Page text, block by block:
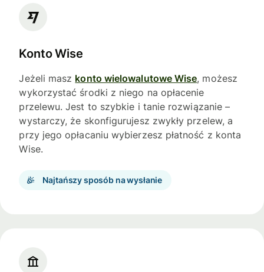
Konto Wise
Jeżeli masz konto wielowalutowe Wise, możesz
wykorzystać środki z niego na opłacenie
przelewu. Jest to szybkie i tanie rozwiązanie –
wystarczy, że skonfigurujesz zwykły przelew, a
przy jego opłacaniu wybierzesz płatność z konta
Wise.
Najtańszy sposób na wysłanie